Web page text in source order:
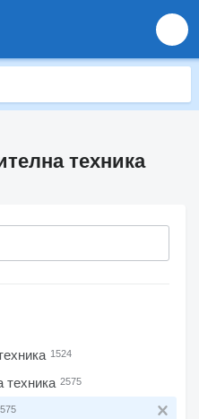
техника
1524
техника 2575